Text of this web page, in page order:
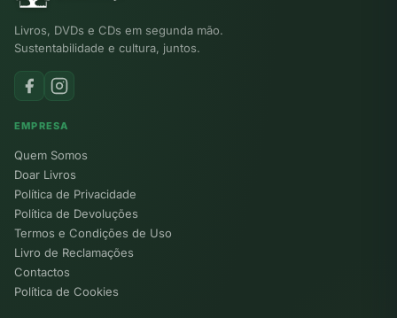
Livros, DVDs e CDs em segunda mão.
Sustentabilidade e cultura, juntos.
EMPRESA
Quem Somos
Doar Livros
Política de Privacidade
Política de Devoluções
Termos e Condições de Uso
Livro de Reclamações
Contactos
Política de Cookies